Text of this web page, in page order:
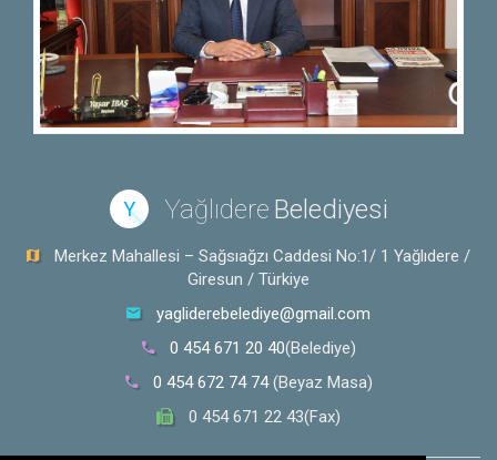
Y Yağlıdere Belediyesi
Merkez Mahallesi – Sağsıağzı Caddesi No:1/ 1 Yağlıdere /
Giresun / Türkiye
yagliderebelediye@gmail.com
0 454 671 20 40(Belediye)
0 454 672 74 74(Beyaz Masa)
0 454 671 22 43(Fax)